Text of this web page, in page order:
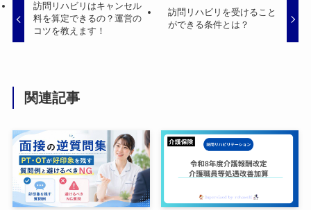
訪問リハビリはキャンセル
料を算定できるの？運営の
コツを教えます！
訪問リハビリを受けること
ができる条件とは？
関連記事